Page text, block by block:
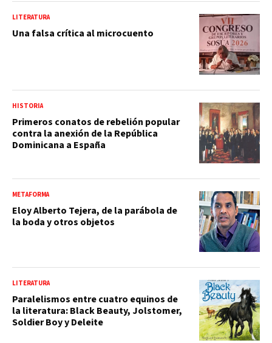
LITERATURA
Una falsa crítica al microcuento
HISTORIA
Primeros conatos de rebelión popular
contra la anexión de la República
Dominicana a España
METAFORMA
Eloy Alberto Tejera, de la parábola de
la boda y otros objetos
LITERATURA
Paralelismos entre cuatro equinos de
la literatura: Black Beauty, Jolstomer,
Soldier Boy y Deleite